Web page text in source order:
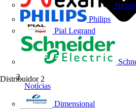
Philips
Pial Legrand
Distribuidor 2
Dimensional
Notícias